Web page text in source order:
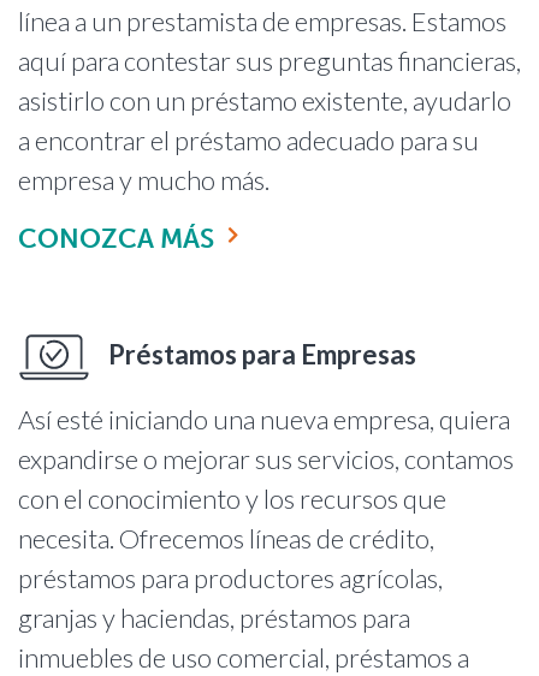
línea a un prestamista de empresas. Estamos
aquí para contestar sus preguntas financieras,
asistirlo con un préstamo existente, ayudarlo
a encontrar el préstamo adecuado para su
empresa y mucho más.
CONOZCA MÁS
Préstamos para Empresas
Así esté iniciando una nueva empresa, quiera
expandirse o mejorar sus servicios, contamos
con el conocimiento y los recursos que
necesita. Ofrecemos líneas de crédito,
préstamos para productores agrícolas,
granjas y haciendas, préstamos para
inmuebles de uso comercial, préstamos a